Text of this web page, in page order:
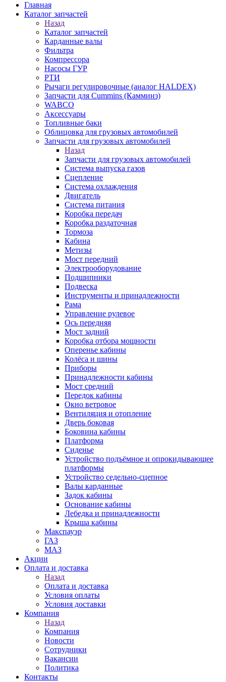
Главная
Каталог запчастей
Назад
Каталог запчастей
Карданные валы
Фильтра
Компрессора
Насосы ГУР
РТИ
Рычаги регулировочные (аналог HALDEX)
Запчасти для Cummins (Камминз)
WABCO
Аксессуары
Топливные баки
Облицовка для грузовых автомобилей
Запчасти для грузовых автомобилей
Назад
Запчасти для грузовых автомобилей
Система выпуска газов
Сцепление
Система охлаждения
Двигатель
Система питания
Коробка передач
Коробка раздаточная
Тормоза
Кабина
Метизы
Мост передний
Электрооборудование
Подшипники
Подвеска
Инструменты и принадлежности
Рама
Управление рулевое
Ось передняя
Мост задний
Коробка отбора мощности
Оперенье кабины
Колёса и шины
Приборы
Принадлежности кабины
Мост средний
Передок кабины
Окно ветровое
Вентиляция и отопление
Дверь боковая
Боковина кабины
Платформа
Сиденье
Устройство подъёмное и опрокидывающее
платформы
Устройство седельно-сцепное
Валы карданные
Задок кабины
Основание кабины
Лебедка и принадлежности
Крыша кабины
Макспауэр
ГАЗ
МАЗ
Акции
Оплата и доставка
Назад
Оплата и доставка
Условия оплаты
Условия доставки
Компания
Назад
Компания
Новости
Сотрудники
Вакансии
Политика
Контакты